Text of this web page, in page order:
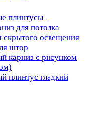
плинтусы
для потолка
скрытого освещения
штор
карниз с рисунком
плинтус гладкий